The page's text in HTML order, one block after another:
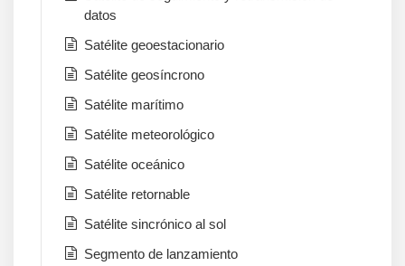
datos
Satélite geoestacionario
Satélite geosíncrono
Satélite marítimo
Satélite meteorológico
Satélite oceánico
Satélite retornable
Satélite sincrónico al sol
Segmento de lanzamiento